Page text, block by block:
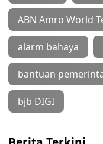
ABN Amro World
alarm bahaya
bantuan
bjb DIGI